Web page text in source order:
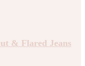
& Flared Jeans